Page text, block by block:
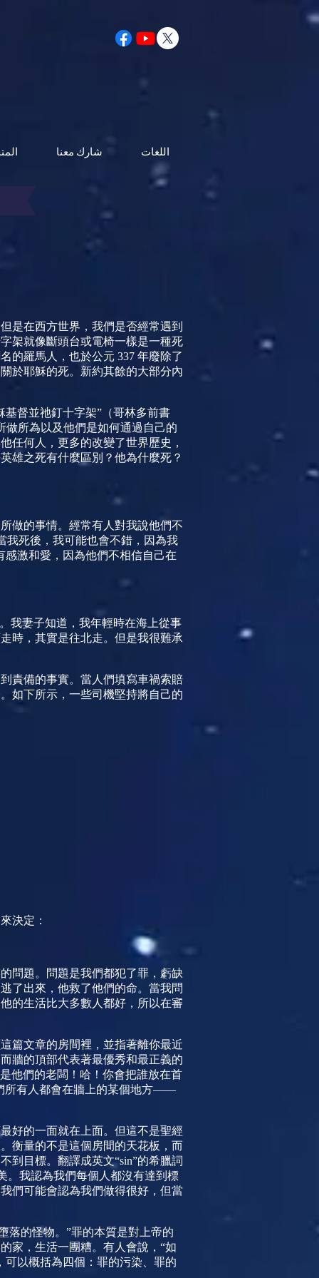
شارك معنا اللغات
是在西方世界，我們是否經常遇到
架就像斷頭台或電椅一樣是一種死
的羅馬人，也於公元 337 年廢除了
於耶穌的死。新約其餘的大部分內
督並祂釘十字架”（哥林多前書
做所為以及他們是如何通過自己的
任何人，更多的改變了世界歷史，
雄之死有什麼區別？他為什麼死？
做的事情。經常有人對我說他們不
我死後，我可能也會不錯，因為我
激和愛，因為他們不相信自己在
我妻子知道，我年輕時在海上從事
時，其實是往北走。但是我很難承
責備的事實。當人們填寫車禍索賠
如下所示，一些司機堅持將自己的
決定：
問題。問題是我們都犯了罪，虧缺
了出來，他救了他們的命。當我問
的生活比大多數人都好，所以在審
篇文章的房間裡，並指著離你最近
牆的頂部代表著最優秀和最正義的
他們的老闆！哈！你會把誰放在首
所有人都會在牆上的某個地方——
好的一面就在上面。但這不是聖經
衡量的不是這個房間的天花板，而
到目標。翻譯成英文“sin”的希臘詞
。我認為我們每個人都沒有達到標
們可能會認為我們做得很好，但當
落的怪物。”罪的本質是對上帝的
家，生活一團糟。有人會說，“如
以概括為四個：罪的污染、罪的